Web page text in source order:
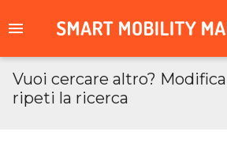
Vuoi cercare altro?
ripeti la ricerca